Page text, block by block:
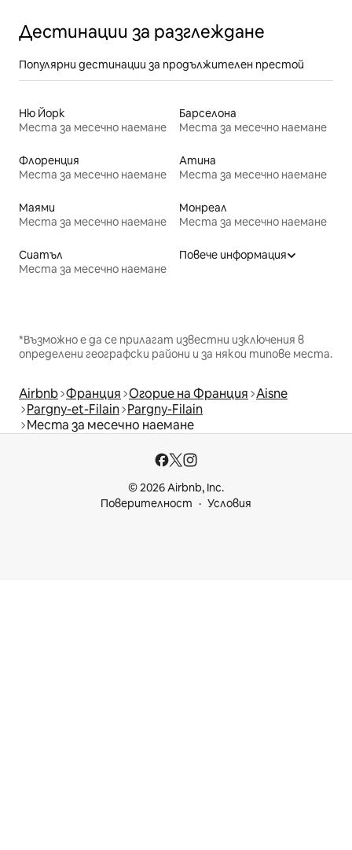
Дестинации за разглеждане
Популярни дестинации за продължителен престой
Ню Йорк
Места за месечно наемане
Барселона
Места за месечно наемане
Флоренция
Места за месечно наемане
Атина
Места за месечно наемане
Маями
Места за месечно наемане
Монреал
Места за месечно наемане
Сиатъл
Места за месечно наемане
Повече информация
*Възможно е да се прилагат известни изключения в
определени географски райони и за някои типове места.
Airbnb Франция Огорие на Франция Aisne
Pargny-et-Filain Pargny-Filain
Места за месечно наемане
© 2026 Airbnb, Inc.
Поверителност
Условия